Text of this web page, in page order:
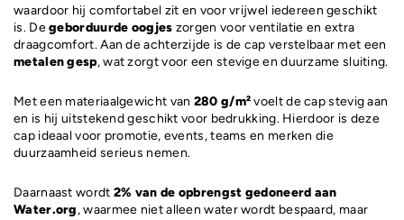
waardoor hij comfortabel zit en voor vrijwel iedereen geschikt
is. Degeborduurde oogjes zorgen voor ventilatie en extra
draagcomfort. Aan de achterzijde is de cap verstelbaar met een
metalen gesp, wat zorgt voor een stevige en duurzame sluiting.
Met een materiaalgewicht van 280 g/m²voelt de cap stevig aan
en is hij uitstekend geschikt voor bedrukking. Hierdoor is deze
cap ideaal voor promotie, events, teams en merken die
duurzaamheid serieus nemen.
Daarnaast wordt 2% van de opbrengst gedoneerd aan
Water.org, waarmee niet alleen water wordt bespaard, maar